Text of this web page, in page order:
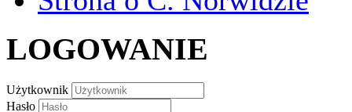
LOGOWANIE
Użytkownik
Hasło